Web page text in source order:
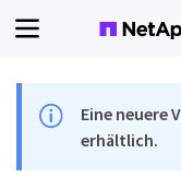
Eine neuere
erhältlich.